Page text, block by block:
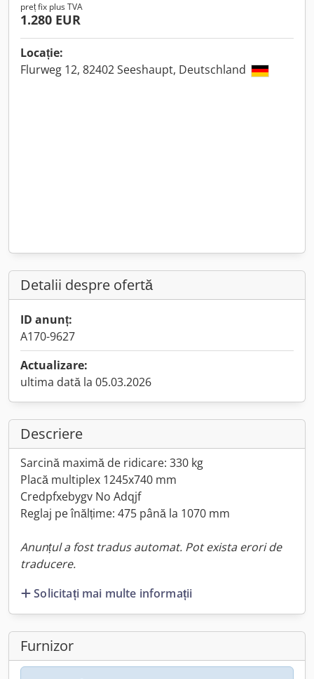
preț fix plus TVA
1.280 EUR
Locație:
Flurweg 12, 82402 Seeshaupt, Deutschland
Detalii despre ofertă
ID anunț:
A170-9627
Actualizare:
ultima dată la 05.03.2026
Descriere
Sarcină maximă de ridicare: 330 kg
Placă multiplex 1245x740 mm
Credpfxebygv No Adqjf
Reglaj pe înălțime: 475 până la 1070 mm
Anunțul a fost tradus automat. Pot exista erori de
traducere.
Solicitați mai multe informații
Furnizor